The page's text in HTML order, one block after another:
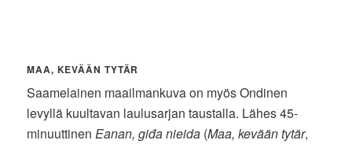
MAA, KEVÄÄN TYTÄR
Saamelainen maailmankuva on myös Ondinen
levyllä kuultavan laulusarjan taustalla. Lähes 45-
minuuttinenEanan, giđa nieida (Maa, kevään tytär,